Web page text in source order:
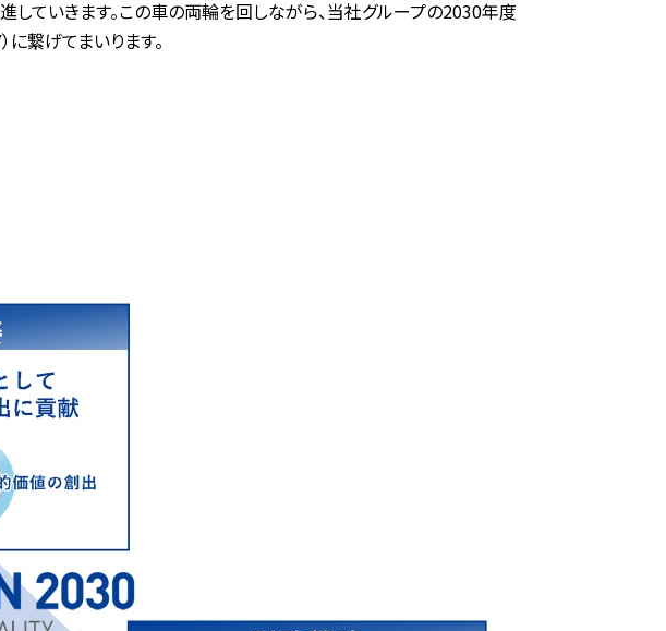
していきます。この車の両輪を回しながら、当社グループの2030年度
に繋げてまいります。